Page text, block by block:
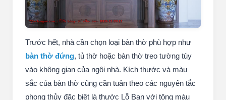
Trước hết, nhà cần chọn loại bàn thờ phù hợp như
bàn thờ đứng, tủ thờ hoặc bàn thờ treo tường tùy
vào không gian của ngôi nhà. Kích thước và màu
sắc của bàn thờ cũng cần tuân theo các nguyên tắc
phong thủy đặc biệt là thước Lỗ Ban với tông màu